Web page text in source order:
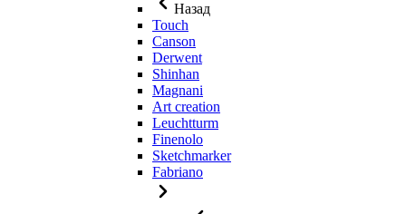
Назад
Touch
Canson
Derwent
Shinhan
Magnani
Art creation
Leuchtturm
Finenolo
Sketchmarker
Fabriano